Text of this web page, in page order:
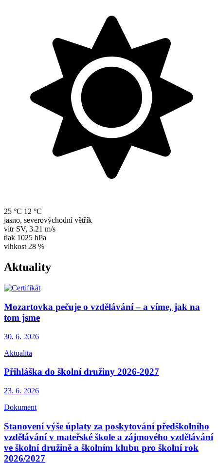
25 °C 12 °C
jasno, severovýchodní větřík
vítr SV, 3.21 m/s
tlak 1025 hPa
vlhkost 28 %
Aktuality
Mozartovka pečuje o vzdělávání – a víme, jak na
tom jsme
30. 6. 2026
Aktualita
Přihláška do školní družiny 2026-2027
23. 6. 2026
Dokument
Stanovení výše úplaty za poskytování předškolního
vzdělávání v mateřské škole a zájmového vzdělávání
ve školní družině a školním klubu pro školní rok
2026/2027